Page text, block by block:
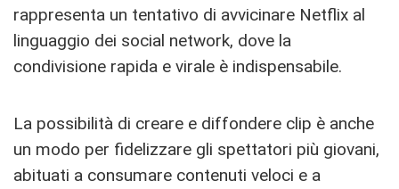
rappresenta un tentativo di avvicinare Netflix al
linguaggio dei social network, dove la
condivisione rapida e virale è indispensabile.
La possibilità di creare e diffondere clip è anche
un modo per fidelizzare gli spettatori più giovani,
abituati a consumare contenuti veloci e a